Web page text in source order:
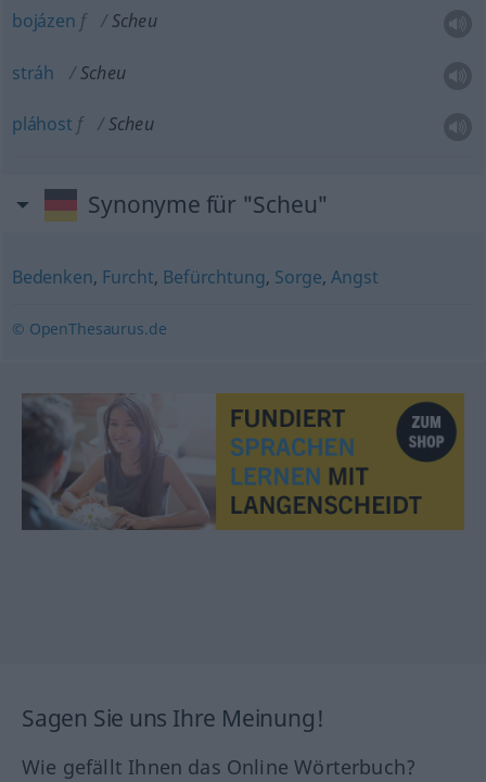
bojázen f Scheu
stráh Scheu
pláhost f Scheu
Synonyme für "Scheu"
Bedenken, Furcht, Befürchtung, Sorge,Angst
© OpenThesaurus.de
Sagen Sie uns Ihre Meinung!
Wie gefällt Ihnen das Online Wörterbuch?